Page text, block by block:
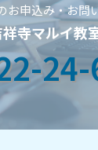
お申込み・お問
寺マルイ教